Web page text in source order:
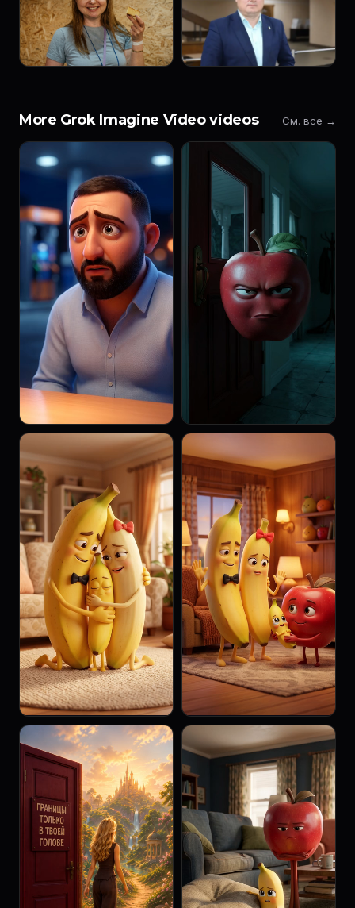
More Grok Imagine Video videos См. все →